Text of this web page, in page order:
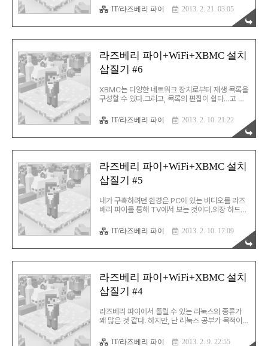
Designer(LDD)로 다시 그렸다. 색의 배치는 루빅
스 큐브를 연상시키는 단순한 배치를 썼고, 아이들
이 원하는 컨셉을 추가했다.그리고, 필요한 블럭들
확인한 뒤에 없는 블럭들을 주문했다.텐토이에서 벌
크 레고를 주문할 수 있다. 이제 블럭들이 오면 조립
하는 일만 남은 것 같다. 히히히 (추가) 조립 완료!
IT/라즈베리 파이 2013. 2. 21. 03:05
라즈베리 파이+WiFi+XBMC 설치
삽질기 #6
XBMC는 다양한 네트워크 장치로부터 재생 목록을
구성할 수 있다.그리고, 목록의 편집이 쉽다…고 한
제하는 방법을 찾지 못했다. 그래서, 걍 한방에 수정
할 수 있는 방법을 찾아봤다.SFTP로 접속해서
/home/pi/.xbmc/userdata/ 로 가서 xml 파일
언트를 하나 준비했다. 그 유명한 WinSCP. 설치한
뒤에 기본 id/password로 접속한다. 다음
/home/pi/.xbmc/userdata/ 로 이동한다.그럼
xml 파일이 여러 개 보인다.이 중 sources.xml 파
일을 적절히 편집하면 재생 목록을 수정/삭제할 수
있다.수정을 한 뒤 라즈베리 파이를 재부팅하면 수
정 결과가 반영된다.
IT/라즈베리 파이 2013. 2. 10. 21:22
라즈베리 파이+WiFi+XBMC 설치
삽질기 #5
내가 구축하려던 환경은 PC에 있는 비디오를 라즈
베리 파이를 통해 TV에서 보는 것이다.외장 하드로
스… XBMC는 아주 다양한 방법으로 원격에 있는
파일들을 읽어서 재생할 수 있다.FTP, SMB(윈도우
파일 공유), NFS, Air Play 등등… 처음에 생각한
FTP로 연결하니 사소한 문제가 있다.한글이나 한자
등이 제대로 읽히지 않는다는 것. FTP의 문자셋을
설정하면 된다지만, 내가 뭐하는 짓인가 싶어 패스.
최종적으로 선택한 것은 SMB 즉, 윈도우 파일 공
서 쓰려면 특이한 짓을 했어야 했다.하지만, 지금은
id/password만 지정하면 간단히 S..
IT/라즈베리 파이 2013. 2. 10. 17:09
라즈베리 파이+WiFi+XBMC 설치
삽질기 #4
라즈베리 파이에서 돌릴 수 있는 리눅스의 종류가
꽤 많은 것 같다. 하지만, 난 리눅스 공부가 목적이
합한 것을 찾기로 했다. 우선 라즈베리 파이 용 리눅
IT/라즈베리 파이 2013. 2. 9. 22:55